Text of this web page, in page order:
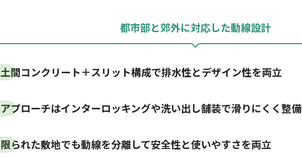
都市部と郊外に対応した動線設計
土間コンクリート＋スリット構成で排水性とデザイン性を両立
アプローチはインターロッキングや洗い出し舗装で滑りにくく整備
限られた敷地でも動線を分離して安全性と使いやすさを両立